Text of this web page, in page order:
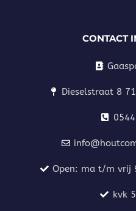
CONTACT
Dieselstraat 8
Open: ma t/m vrij
kvk